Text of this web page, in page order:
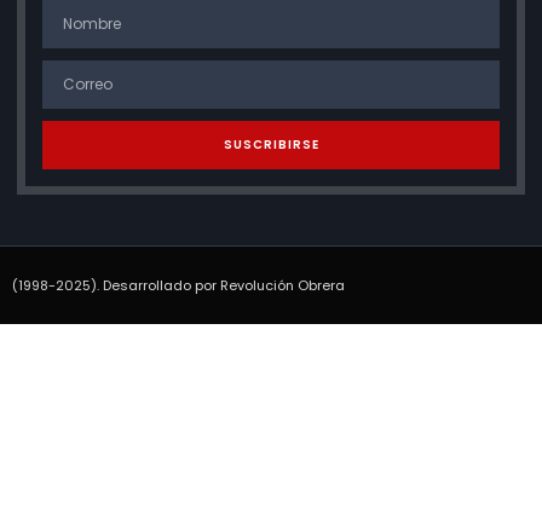
SUSCRIBIRSE
(1998-2025). Desarrollado por Revolución Obrera